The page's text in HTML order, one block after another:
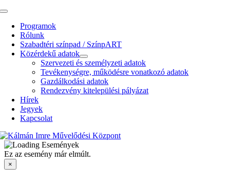
Kihagyás
Toggle
NavigationProgramok
Rólunk
Szabadtéri színpad / SzínpART
Közérdekű adatok
Szervezeti és személyzeti adatok
Tevékenységre, működésre vonatkozó adatok
Gazdálkodási adatok
Rendezvény kitelepülési pályázat
Hírek
Jegyek
Kapcsolat
Ez az esemény már elmúlt.
×